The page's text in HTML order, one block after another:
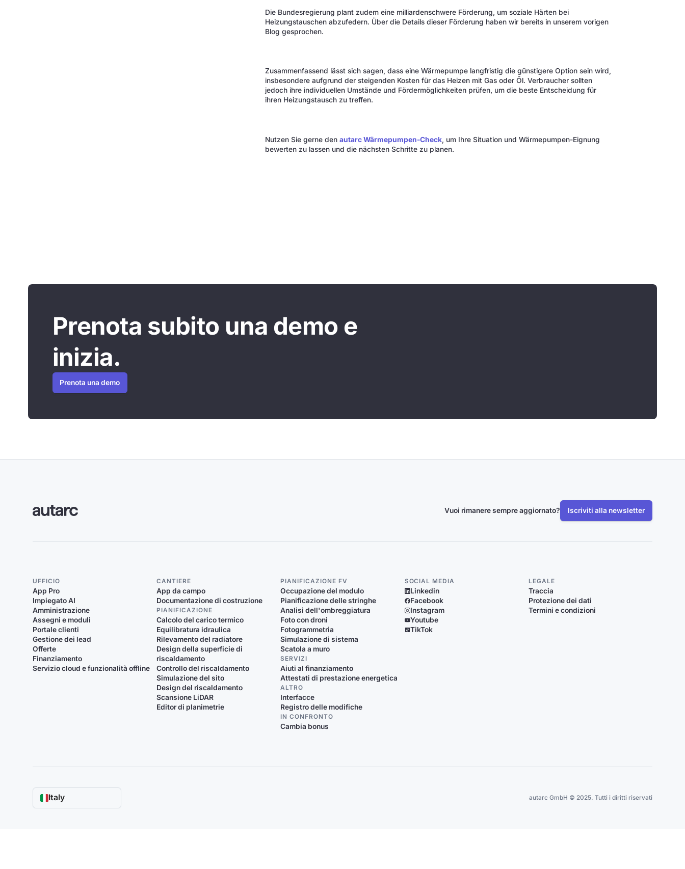
Die Bundesregierung plant zudem eine milliardenschwere Förderung, um soziale Härten bei
Heizungstauschen abzufedern. Über die Details dieser Förderung haben wir bereits in unserem vorigen
Blog gesprochen.
Zusammenfassend lässt sich sagen, dass eine Wärmepumpe langfristig die günstigere Option sein wird,
insbesondere aufgrund der steigenden Kosten für das Heizen mit Gas oder Öl. Verbraucher sollten
jedoch ihre individuellen Umstände und Fördermöglichkeiten prüfen, um die beste Entscheidung für
ihren Heizungstausch zu treffen.
Nutzen Sie gerne denautarc Wärmepumpen-Check , um Ihre Situation und Wärmepumpen-Eignung
bewerten zu lassen und die nächsten Schritte zu planen.
Prenota subito una demo e
inizia.
Prenota una demo
Vuoi rimanere sempre aggiornato? Iscriviti alla newsletter
UFFICIO
App Pro
Impiegato AI
Amministrazione
Assegni e moduli
Portale clienti
Gestione dei lead
Offerte
Finanziamento
Servizio cloud e funzionalità offline
CANTIERE
App da campo
Documentazione di costruzione
PIANIFICAZIONE
Calcolo del carico termico
Equilibratura idraulica
Rilevamento del radiatore
Design della superficie di
riscaldamento
Controllo del riscaldamento
Simulazione del sito
Design del riscaldamento
Scansione LiDAR
Editor di planimetrie
PIANIFICAZIONE FV
Occupazione del modulo
Pianificazione delle stringhe
Analisi dell'ombreggiatura
Foto con droni
Fotogrammetria
Simulazione di sistema
Scatola a muro
SERVIZI
Aiuti al finanziamento
Attestati di prestazione energetica
ALTRO
Interfacce
Registro delle modifiche
IN CONFRONTO
Cambia bonus
SOCIAL MEDIA
Linkedin
Facebook
Instagram
Youtube
TikTok
LEGALE
Traccia
Protezione dei dati
Termini e condizioni
Italy autarc GmbH © 2025. Tutti i diritti riservati